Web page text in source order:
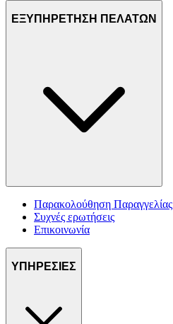
ΕΞΥΠΗΡΕΤΗΣΗ ΠΕΛΑΤΩΝ
Παρακολούθηση Παραγγελίας
Συχνές ερωτήσεις
Επικοινωνία
ΥΠΗΡΕΣΙΕΣ